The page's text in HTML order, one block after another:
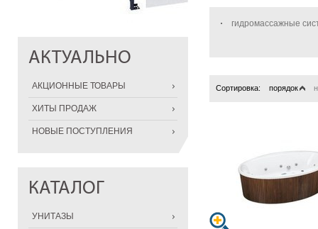
АКТУАЛЬНО
АКЦИОННЫЕ ТОВАРЫ
ХИТЫ ПРОДАЖ
НОВЫЕ ПОСТУПЛЕНИЯ
КАТАЛОГ
УНИТАЗЫ
гидромассажные
Сортировка: порядок